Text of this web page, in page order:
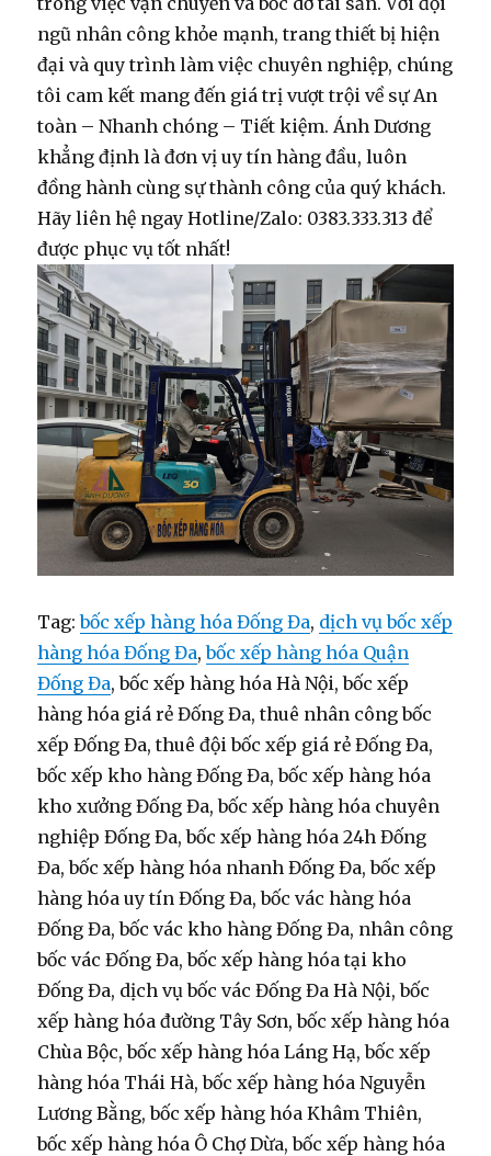
ngũ nhân công khỏe mạnh, trang thiết bị hiện
đại và quy trình làm việc chuyên nghiệp, chúng
tôi cam kết mang đến giá trị vượt trội về sự An
toàn – Nhanh chóng – Tiết kiệm. Ánh Dương
khẳng định là đơn vị uy tín hàng đầu, luôn
đồng hành cùng sự thành công của quý khách.
Hãy liên hệ ngay Hotline/Zalo: 0383.333.313 để
được phục vụ tốt nhất!
Tag:bốc xếp hàng hóa Đống Đa, dịch vụ bốc xếp
hàng hóa Đống Đa,bốc xếp hàng hóa Quận
Đống Đa, bốc xếp hàng hóa Hà Nội, bốc xếp
hàng hóa giá rẻ Đống Đa, thuê nhân công bốc
xếp Đống Đa, thuê đội bốc xếp giá rẻ Đống Đa,
bốc xếp kho hàng Đống Đa, bốc xếp hàng hóa
kho xưởng Đống Đa, bốc xếp hàng hóa chuyên
nghiệp Đống Đa, bốc xếp hàng hóa 24h Đống
Đa, bốc xếp hàng hóa nhanh Đống Đa, bốc xếp
hàng hóa uy tín Đống Đa, bốc vác hàng hóa
Đống Đa, bốc vác kho hàng Đống Đa, nhân công
bốc vác Đống Đa, bốc xếp hàng hóa tại kho
Đống Đa, dịch vụ bốc vác Đống Đa Hà Nội, bốc
xếp hàng hóa đường Tây Sơn, bốc xếp hàng hóa
Chùa Bộc, bốc xếp hàng hóa Láng Hạ, bốc xếp
hàng hóa Thái Hà, bốc xếp hàng hóa Nguyễn
Lương Bằng, bốc xếp hàng hóa Khâm Thiên,
bốc xếp hàng hóa Ô Chợ Dừa, bốc xếp hàng hóa